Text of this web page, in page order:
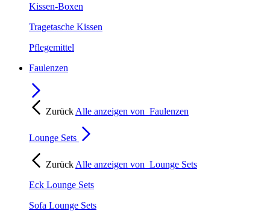
Kissen-Boxen
Tragetasche Kissen
Pflegemittel
Faulenzen
Zurück Alle anzeigen von Faulenzen
Lounge Sets
Zurück Alle anzeigen von Lounge Sets
Eck Lounge Sets
Sofa Lounge Sets